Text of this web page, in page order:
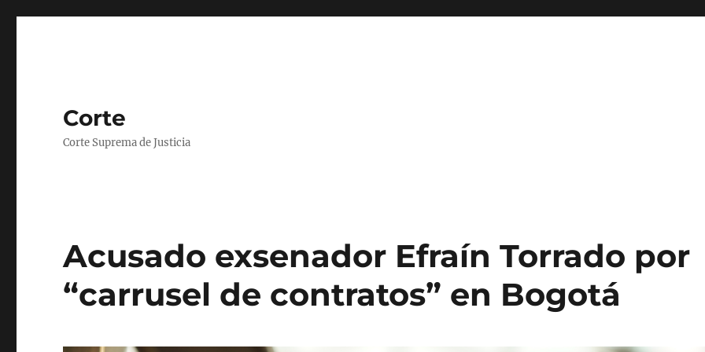
Corte
Corte Suprema de Justicia
Acusado exsenador Efraín Torrado por
“carrusel de contratos” en Bogotá